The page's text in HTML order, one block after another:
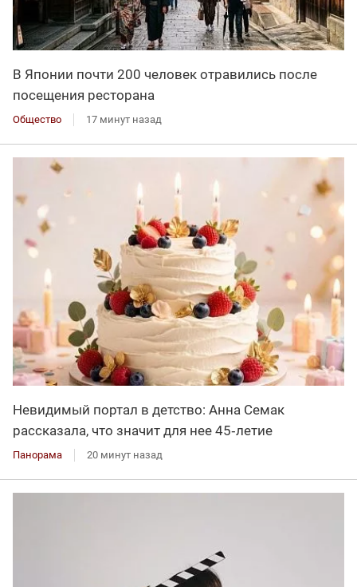
В Японии почти 200 человек отравились после
посещения ресторана
Общество 17 минут назад
Невидимый портал в детство: Анна Семак
рассказала, что значит для нее 45‑летие
Панорама 20 минут назад